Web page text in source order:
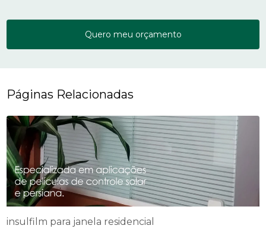
Quero meu orçamento
Páginas Relacionadas
insulfilm para janela residencial